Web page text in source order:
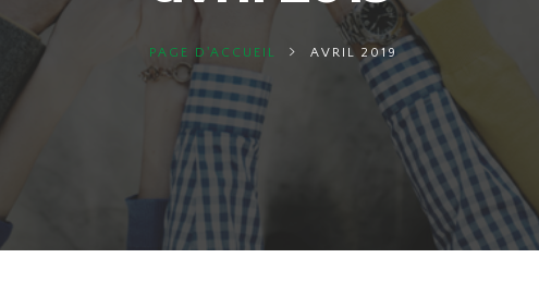
PAGE D'ACCUEIL AVRIL 2019